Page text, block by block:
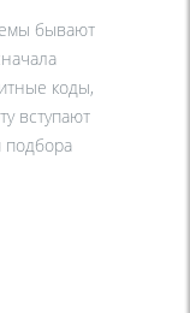
бывают
коды,
вступают
подбора